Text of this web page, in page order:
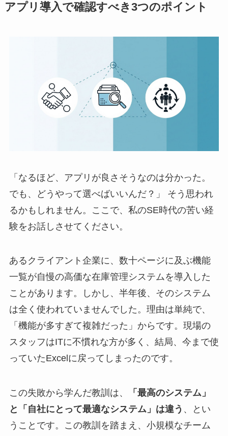
アプリ導入で確認すべき3つのポイント
「なるほど、アプリが良さそうなのは分かった。
でも、どうやって選べばいいんだ？」 そう思われ
るかもしれません。ここで、私のSE時代の苦い経
験をお話しさせてください。
あるクライアント企業に、数十ページに及ぶ機能
一覧が自慢の高価な在庫管理システムを導入した
ことがあります。しかし、半年後、そのシステム
は全く使われていませんでした。理由は単純で、
「機能が多すぎて複雑だった」からです。現場の
スタッフはITに不慣れな方が多く、結局、今まで使
っていたExcelに戻ってしまったのです。
この失敗から学んだ教訓は、
「最高のシステム」
と「自社にとって最適なシステム」は違う 、とい
うことです。この教訓を踏まえ、小規模なチーム